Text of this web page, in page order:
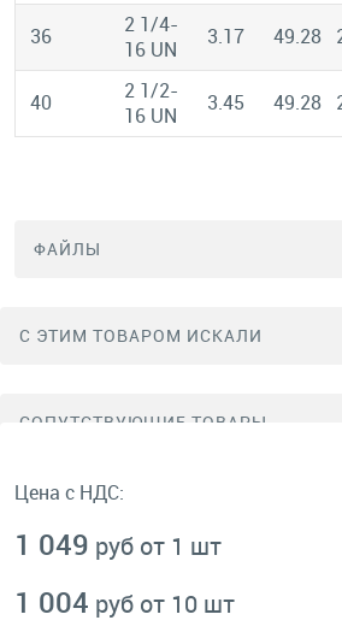
36
2 1/4-
16 UN
3.17 49.28
40
2 1/2-
16 UN
3.45 49.28
ФАЙЛЫ
C ЭТИМ ТОВАРОМ ИСКАЛИ
СОПУТСТВУЮЩИЕ ТОВАРЫ
Цена с НДС:
1 049 руб от 1 шт
1 004 руб от 10 шт